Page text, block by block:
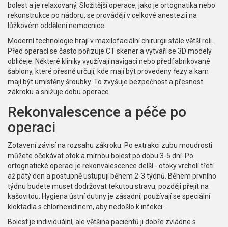
bolest a je relaxovaný. Složitější operace, jako je ortognatika nebo
rekonstrukce po nádoru, se provádějí v celkové anestezii na
lůžkovém oddělení nemocnice.
Moderní technologie hrají v maxilofaciální chirurgii stále větší roli.
Před operací se často pořizuje CT skener a vytváří se 3D modely
obličeje. Některé kliniky využívají navigaci nebo předfabrikované
šablony, které přesně určují, kde mají být provedeny řezy a kam
mají být umístěny šroubky. To zvyšuje bezpečnost a přesnost
zákroku a snižuje dobu operace.
Rekonvalescence a péče po
operaci
Zotavení závisí na rozsahu zákroku. Po extrakci zubu moudrosti
můžete očekávat otok a mírnou bolest po dobu 3-5 dní. Po
ortognatické operaci je rekonvalescence delší - otoky vrcholí třetí
až pátý den a postupně ustupují během 2-3 týdnů. Během prvního
týdnu budete muset dodržovat tekutou stravu, později přejít na
kašovitou. Hygiena ústní dutiny je zásadní; používají se speciální
kloktadla s chlorhexidinem, aby nedošlo k infekci.
Bolest je individuální, ale většina pacientů ji dobře zvládne s